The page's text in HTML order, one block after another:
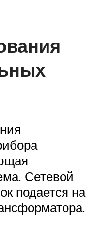
Сетевой
подается на